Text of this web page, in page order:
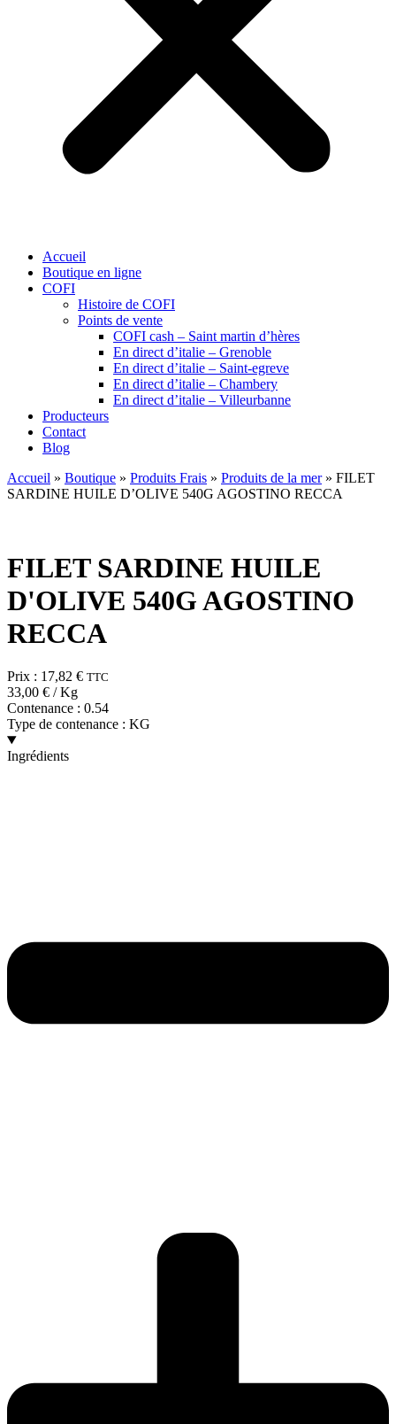
Accueil
Boutique en ligne
COFI
Histoire de COFI
Points de vente
COFI cash – Saint martin d’hères
En direct d’italie – Grenoble
En direct d’italie – Saint-egreve
En direct d’italie – Chambery
En direct d’italie – Villeurbanne
Producteurs
Contact
Blog
Accueil » Boutique » Produits Frais » Produits de la mer» FILET
SARDINE HUILE D’OLIVE 540G AGOSTINO RECCA
FILET SARDINE HUILE
D'OLIVE 540G AGOSTINO
RECCA
Prix : 17,82 € TTC
33,00 € / Kg
Contenance : 0.54
Type de contenance : KG
Ingrédients